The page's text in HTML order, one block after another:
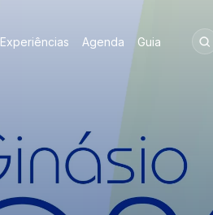
Experiências Agenda Guia